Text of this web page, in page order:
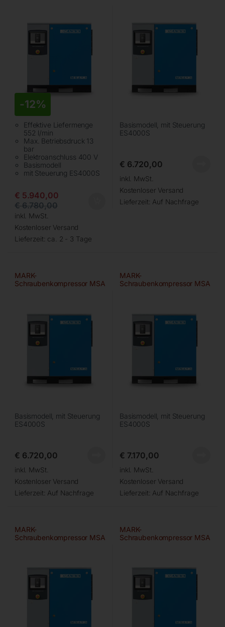
-12%
Effektive Liefermenge
552 l/min
Max. Betriebsdruck 13
bar
Elektroanschluss 400 V
Basismodell
mit Steuerung ES4000S
€ 5.940,00
€6.780,00
inkl. MwSt.
Kostenloser Versand
Lieferzeit: ca. 2 - 3 Tage
Basismodell, mit Steuerung
ES4000S
€ 6.720,00
inkl. MwSt.
Kostenloser Versand
Lieferzeit: Auf Nachfrage
MARK-
Schraubenkompressor MSA
Basismodell, mit Steuerung
ES4000S
€ 6.720,00
inkl. MwSt.
Kostenloser Versand
Lieferzeit: Auf Nachfrage
MARK-
Schraubenkompressor MSA
Basismodell, mit Steuerung
ES4000S
€ 7.170,00
inkl. MwSt.
Kostenloser Versand
Lieferzeit: Auf Nachfrage
MARK-
Schraubenkompressor MSA
MARK-
Schraubenkompressor MSA